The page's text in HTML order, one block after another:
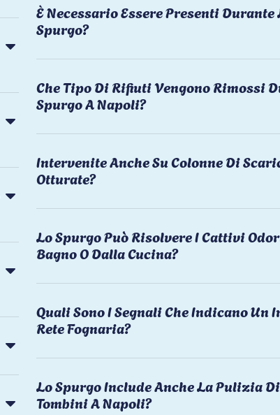
È Necessario Essere Presenti
Spurgo?
Che Tipo Di Rifiuti Vengono Rimossi
Spurgo A Napoli?
Intervenite Anche Su Colonne Di
Otturate?
Lo Spurgo Può Risolvere I Cattivi
Bagno O Dalla Cucina?
Quali Sono I Segnali Che Indicano Un
Rete Fognaria?
Lo Spurgo Include Anche La Pulizia
Tombini A Napoli?